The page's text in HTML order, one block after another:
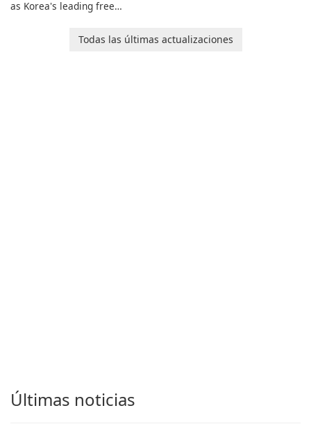
as Korea's leading free
baby tracking, offering
users with robust
Todas las últimas actualizaciones
Últimas noticias